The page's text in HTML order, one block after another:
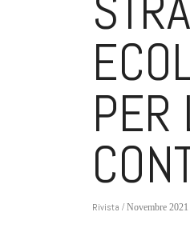
PER
Rivista / Novembre 2021